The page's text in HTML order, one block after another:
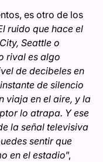
es otro de los
ruido que hace el
Seattle o
rival es algo
de decibeles en
de silencio
viaja en el aire, y la
lo atrapa. Y ese
la señal televisiva
sentir que
en el estadio”,